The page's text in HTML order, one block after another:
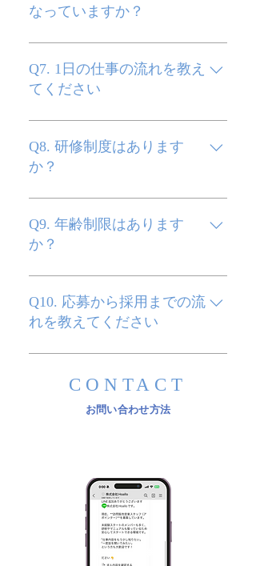
す。 詳しい内容は面談時に丁寧に
なっていますか？
A. 平日は13時〜土日祝日は10
時〜になります。 固定休に追加で
希望休も取得可能なのでプライベ
す。
Q7. 1日の仕事の流れを教え
てください
A. 一例として ・朝礼（完全リモ
ート） ・エリア移動 ・訪問活動
・夕方に振り返り という流れにな
サポート体制があります。
Q8. 研修制度はあります
か？
A. はい、あります。 商品知識や
営業の基礎を学べるマニュアルを
用意しています。 最初は先輩と一
きます。
Q9. 年齢制限はあります
か？
A. 特別な年齢制限はありません。
現在は20代〜30代のスタッフが
活躍しております。
Q10. 応募から採用までの流
れを教えてください
A. 弊社の公式LINEより応募後、
担当者からご連絡いたします。 そ
面）を行い、 条件などをご説明し
CONTACT
お問い合わせ方法